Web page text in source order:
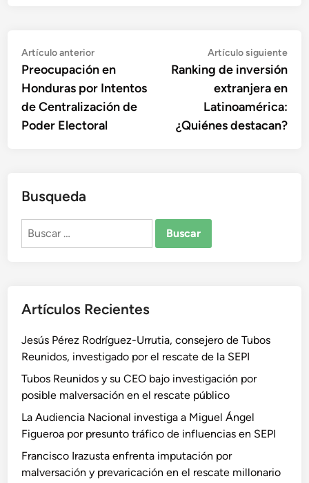
Navegación
de
entradas
Artículo anteriorArtículo
anterior:
Preocupación en
Honduras por Intentos
de Centralización de
Poder Electoral
Artículo siguiente
Ranking de inversión
extranjera en
Latinoamérica:
¿Quiénes destacan?
Busqueda
Buscar:
Artículos Recientes
Jesús Pérez Rodríguez-Urrutia, consejero de Tubos
Reunidos, investigado por el rescate de la SEPI
Tubos Reunidos y su CEO bajo investigación por
posible malversación en el rescate público
La Audiencia Nacional investiga a Miguel Ángel
Figueroa por presunto tráfico de influencias en SEPI
Francisco Irazusta enfrenta imputación por
malversación y prevaricación en el rescate millonario